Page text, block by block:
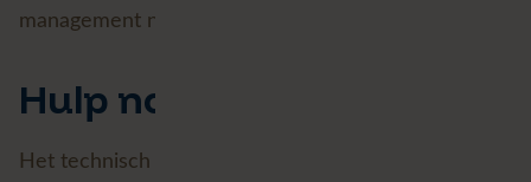
management niet!
Hulp nodig?
Het technisch beheer van GIS-systemen is een vak